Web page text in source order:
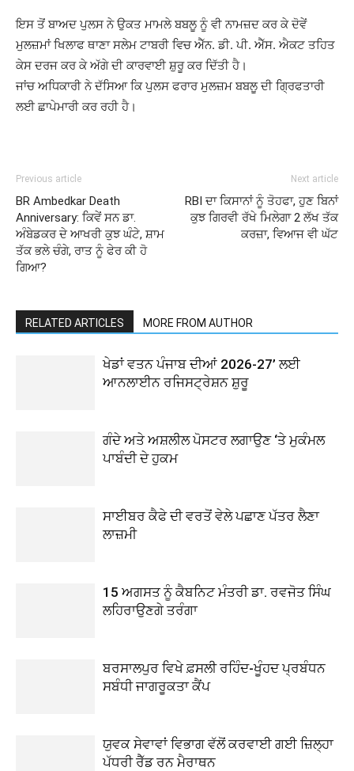
ਇਸ ਤੋਂ ਬਾਅਦ ਪੁਲਸ ਨੇ ਉਕਤ ਮਾਮਲੇ ਬਬਲੂ ਨੂੰ ਵੀ ਨਾਮਜ਼ਦ ਕਰ ਕੇ ਦੋਵੇਂ
ਮੁਲਜ਼ਮਾਂ ਖਿਲਾਫ ਥਾਣਾ ਸਲੇਮ ਟਾਬਰੀ ਵਿਚ ਐੱਨ. ਡੀ. ਪੀ. ਐੱਸ. ਐਕਟ ਤਹਿਤ
ਕੇਸ ਦਰਜ ਕਰ ਕੇ ਅੱਗੇ ਦੀ ਕਾਰਵਾਈ ਸ਼ੁਰੂ ਕਰ ਦਿੱਤੀ ਹੈ।
ਜਾਂਚ ਅਧਿਕਾਰੀ ਨੇ ਦੱਸਿਆ ਕਿ ਪੁਲਸ ਫਰਾਰ ਮੁਲਜ਼ਮ ਬਬਲੂ ਦੀ ਗ੍ਰਿਫਤਾਰੀ
ਲਈ ਛਾਪੇਮਾਰੀ ਕਰ ਰਹੀ ਹੈ।
Previous article
BR Ambedkar Death
Anniversary: ਕਿਵੇਂ ਸਨ ​​ਡਾ.
ਅੰਬੇਡਕਰ ਦੇ ਆਖਰੀ ਕੁਝ ਘੰਟੇ, ਸ਼ਾਮ
ਤੱਕ ਭਲੇ ਚੰਗੇ, ਰਾਤ ਨੂੰ ਫੇਰ ਕੀ ਹੋ
ਗਿਆ?
Next article
RBI ਦਾ ਕਿਸਾਨਾਂ ਨੂੰ ਤੋਹਫਾ, ਹੁਣ ਬਿਨਾਂ
ਕੁਝ ਗਿਰਵੀ ਰੱਖੇ ਮਿਲੇਗਾ 2 ਲੱਖ ਤੱਕ
ਕਰਜ਼ਾ, ਵਿਆਜ ਵੀ ਘੱਟ
RELATED ARTICLES MORE FROM AUTHOR
ਖੇਡਾਂ ਵਤਨ ਪੰਜਾਬ ਦੀਆਂ 2026-27’ ਲਈ
ਆਨਲਾਈਨ ਰਜਿਸਟ੍ਰੇਸ਼ਨ ਸ਼ੁਰੂ
ਗੰਦੇ ਅਤੇ ਅਸ਼ਲੀਲ ਪੋਸਟਰ ਲਗਾਉਣ ‘ਤੇ ਮੁਕੰਮਲ
ਪਾਬੰਦੀ ਦੇ ਹੁਕਮ
ਸਾਈਬਰ ਕੈਫੇ ਦੀ ਵਰਤੋਂ ਵੇਲੇ ਪਛਾਣ ਪੱਤਰ ਲੈਣਾ
ਲਾਜ਼ਮੀ
15 ਅਗਸਤ ਨੂੰ ਕੈਬਨਿਟ ਮੰਤਰੀ ਡਾ. ਰਵਜੋਤ ਸਿੰਘ
ਲਹਿਰਾਉਣਗੇ ਤਰੰਗਾ
ਬਰਸਾਲਪੁਰ ਵਿਖੇ ਫ਼ਸਲੀ ਰਹਿੰਦ-ਖੂੰਹਦ ਪ੍ਰਬੰਧਨ
ਸਬੰਧੀ ਜਾਗਰੂਕਤਾ ਕੈਂਪ
ਯੁਵਕ ਸੇਵਾਵਾਂ ਵਿਭਾਗ ਵੱਲੋਂ ਕਰਵਾਈ ਗਈ ਜ਼ਿਲ੍ਹਾ
ਪੱਧਰੀ ਰੈੱਡ ਰਨ ਮੈਰਾਥਨ